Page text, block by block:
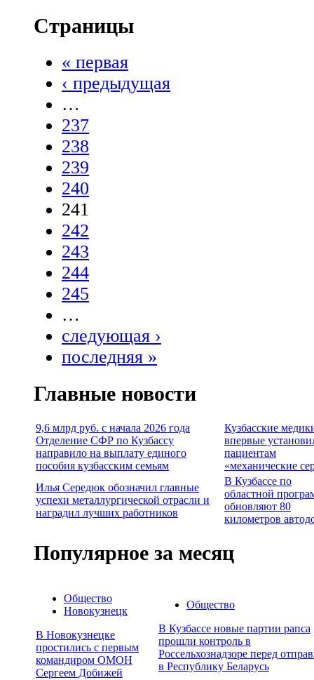
Страницы
« первая
‹ предыдущая
…
237
238
239
240
241
242
243
244
245
…
следующая ›
последняя »
Главные новости
9,6 млрд руб. с начала 2026 года
Отделение СФР по Кузбассу
направило на выплату единого
пособия кузбасским семьям
Кузбасские
впервые
пациентам
«механические
Илья Середюк обозначил главные
успехи металлургической отрасли и
наградил лучших работников
В Кузбассе по
областной
обновляют 80
километров
Популярное за месяц
Общество
Новокузнецк
В Новокузнецке
простились с первым
командиром ОМОН
Сергеем Добижей
Общество
В Кузбассе новые партии рапса
прошли контроль в
Россельхознадзоре перед
в Республику Беларусь